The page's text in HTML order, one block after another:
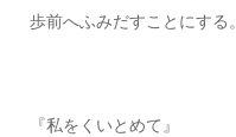
歩前へふみだすことにする。
『私をくいとめて』